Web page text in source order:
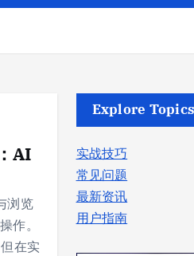
AI
浏览
作。
在实
Explore Topics
实战技巧
常见问题
最新资讯
用户指南